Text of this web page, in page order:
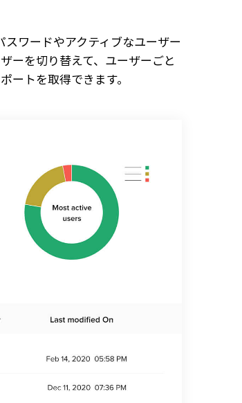
ワードやアクティブなユーザー
ーを切り替えて、ユーザーごと
ートを取得できます。